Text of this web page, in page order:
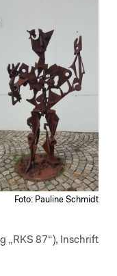
Foto: Pauline Schmidt
„RKS 87“), Inschrift